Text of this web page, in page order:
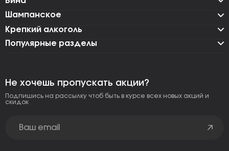
Шампанское
Крепкий алкоголь
Популярные разделы
Не хочешь пропускать акции?
Подпишись на рассылку чтоб быть в курсе всех новых акций и
скидок